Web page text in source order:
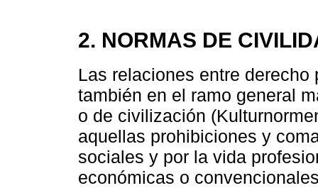
2. NORMAS DE
Las relaciones entre
también en el ramo general
o de civilización
aquellas prohibiciones y
sociales y por la vida
económicas o